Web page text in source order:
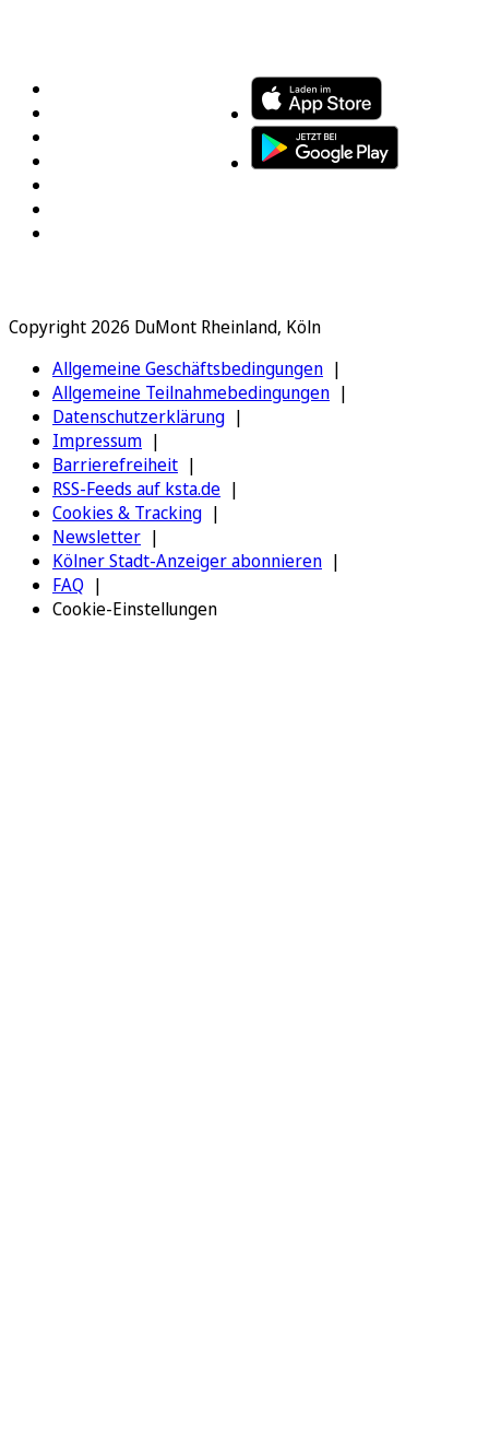
Copyright 2026 DuMont Rheinland, Köln
Allgemeine Geschäftsbedingungen
Allgemeine Teilnahmebedingungen
Datenschutzerklärung
Impressum
Barrierefreiheit
RSS-Feeds auf ksta.de
Cookies & Tracking
Newsletter
Kölner Stadt-Anzeiger abonnieren
FAQ
Cookie-Einstellungen